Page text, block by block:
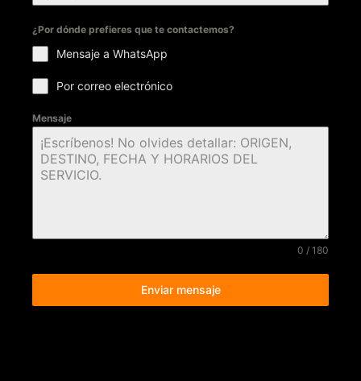
¿Por dónde prefieres que te contactemos?
Mensaje a WhatsApp
Por correo electrónico
Mensaje
0 / 180
Enviar mensaje